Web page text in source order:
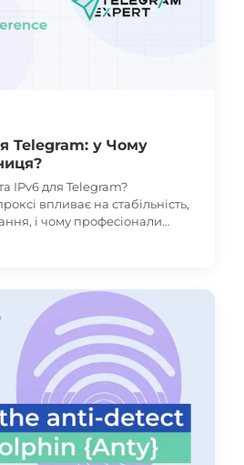
Telegram: у Чому
IPv6 для Telegram?
впливає на стабільність,
і чому професіонали